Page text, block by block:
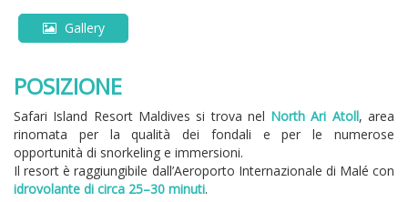
Gallery
POSIZIONE
Safari Island Resort Maldives si trova nel North Ari Atoll, area
rinomata per la qualità dei fondali e per le numerose
opportunità di snorkeling e immersioni.
Il resort è raggiungibile dall’Aeroporto Internazionale di Malé con
idrovolante di circa 25–30 minuti.